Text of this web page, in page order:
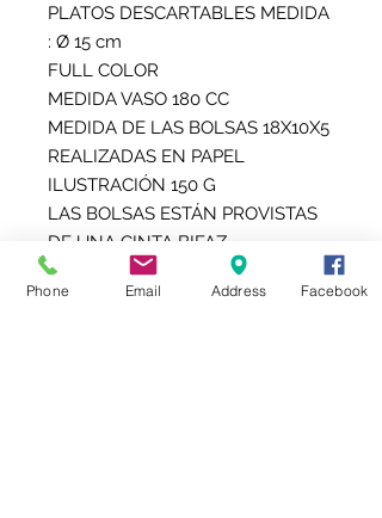
PLATOS DESCARTABLES MEDIDA
: Ø 15 cm
FULL COLOR
MEDIDA VASO 180 CC
MEDIDA DE LAS BOLSAS 18X10X5
REALIZADAS EN PAPEL
ILUSTRACIÓN 150 G
LAS BOLSAS ESTÁN PROVISTAS
DE UNA CINTA BIFAZ
AUTOADHESIVA PARA PEGAR EN
LA BASE
Phone Email Address Facebook